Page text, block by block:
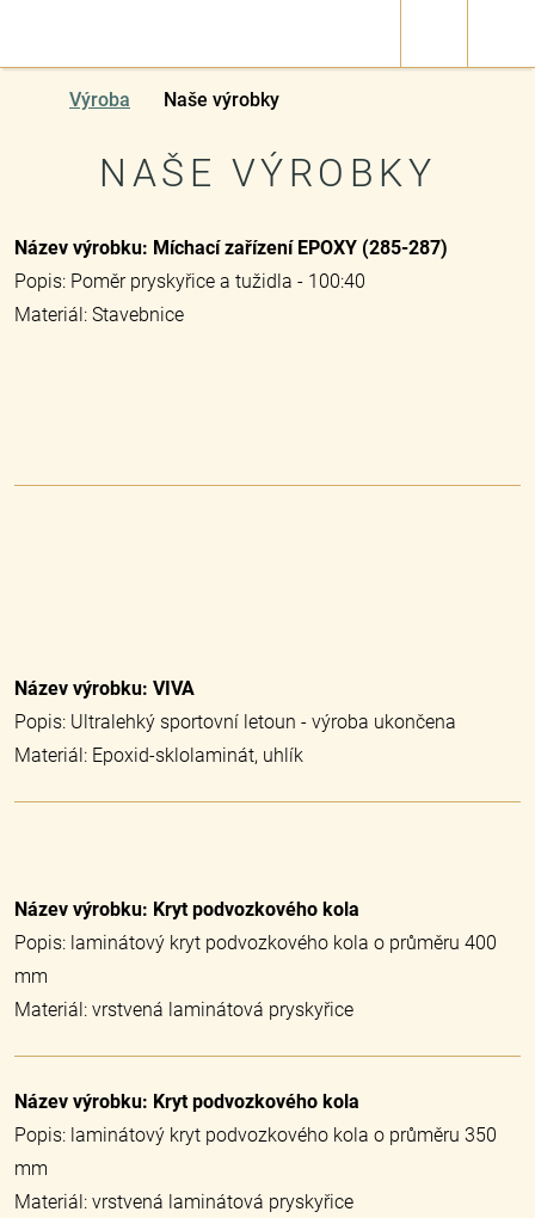
Výroba Naše výrobky
NAŠE VÝROBKY
Název výrobku: Míchací zařízení EPOXY (285-287)
Popis: Poměr pryskyřice a tužidla - 100:40
Materiál: Stavebnice
Název výrobku: VIVA
Popis: Ultralehký sportovní letoun - výroba ukončena
Materiál: Epoxid-sklolaminát, uhlík
Název výrobku: Kryt podvozkového kola
Popis: laminátový kryt podvozkového kola o průměru 400
mm
Materiál: vrstvená laminátová pryskyřice
Název výrobku: Kryt podvozkového kola
Popis: laminátový kryt podvozkového kola o průměru 350
mm
Materiál: vrstvená laminátová pryskyřice